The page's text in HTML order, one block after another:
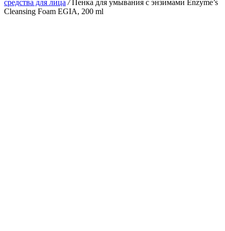
средства для лица /
Пенка для умывания с энзимами Enzyme’s
Cleansing Foam EGIA, 200 ml